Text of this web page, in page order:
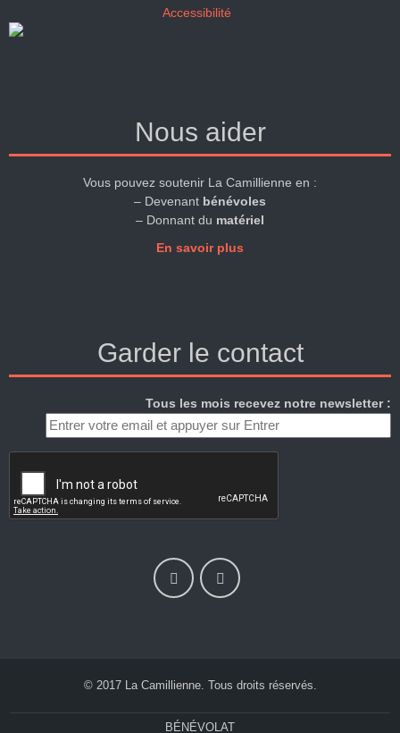
Accessibilité
Nous aider
Vous pouvez soutenir La Camillienne en :
– Devenant bénévoles
– Donnant du matériel
En savoir plus
Garder le contact
Tous les mois recevez notre newsletter :
© 2017 La Camillienne. Tous droits réservés.
BÉNÉVOLAT